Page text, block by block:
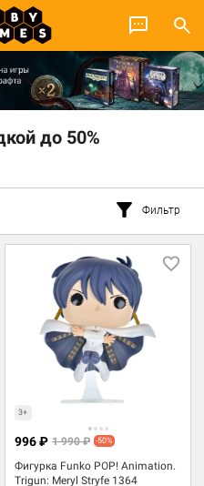
до 50%
Фильтр
3+
Фигурка Funko POP! Animation.
Trigun: Meryl Stryfe 1364
996 ₽ 1 990 ₽ -50%